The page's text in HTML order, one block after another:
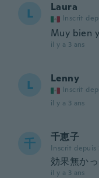
L Laura
Inscrit
Muy bien
il y a 3 ans
L Lenny
Inscrit
il y a 3 ans
千 千恵子
Inscrit depuis
効果無か
il y a 3 ans